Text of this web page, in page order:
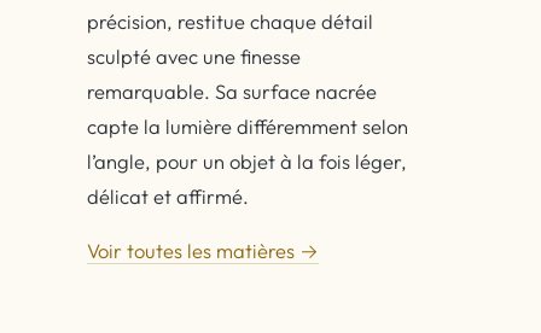
précision, restitue chaque détail
sculpté avec une finesse
remarquable. Sa surface nacrée
capte la lumière différemment selon
l’angle, pour un objet à la fois léger,
délicat et affirmé.
Voir toutes les matières →